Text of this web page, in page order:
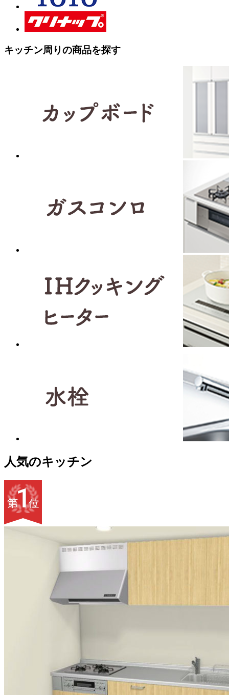
キッチン周りの商品を探す
人気のキッチン